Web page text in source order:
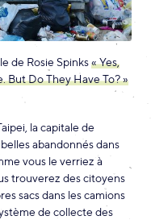
de Rosie Spinks« Yes,
But Do They Have To? »
la capitale de
abandonnés dans
vous le verriez à
trouverez des citoyens
sacs dans les camions
de collecte des